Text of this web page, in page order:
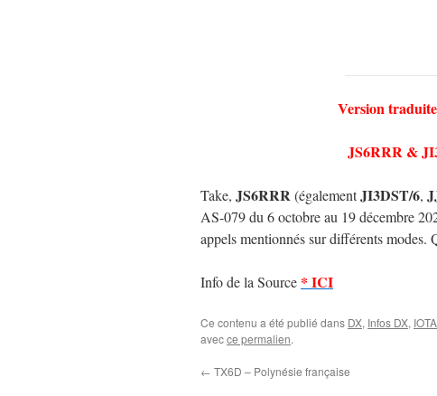
Version
JS6RRR &
Take, JS6RRR(égalementJI3DST/6,
AS-079 du 6 octobre au 19 décembre
appels mentionnés sur différents
Info de la Source * ICI
Ce contenu a été publié dans DX, Infos DX, IOTA
avecce permalien.
← TX6D – Polynésie française